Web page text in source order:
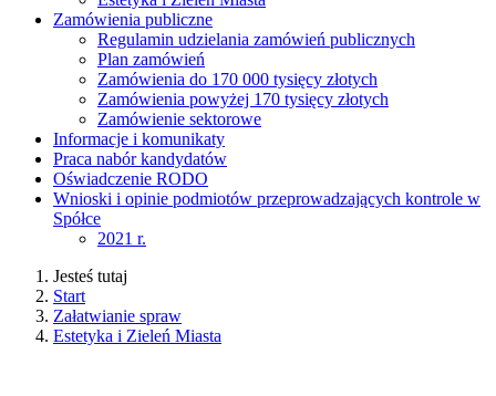
Zamówienia publiczne
Regulamin udzielania zamówień publicznych
Plan zamówień
Zamówienia do 170 000 tysięcy złotych
Zamówienia powyżej 170 tysięcy złotych
Zamówienie sektorowe
Informacje i komunikaty
Praca nabór kandydatów
Oświadczenie RODO
Wnioski i opinie podmiotów przeprowadzających kontrole w
Spółce
2021 r.
Jesteś tutaj
Start
Załatwianie spraw
Estetyka i Zieleń Miasta